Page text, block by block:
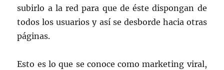
subirlo a la red para que de éste dispongan de
todos los usuarios y así se desborde hacia otras
páginas.
Esto es lo que se conoce como marketing viral,